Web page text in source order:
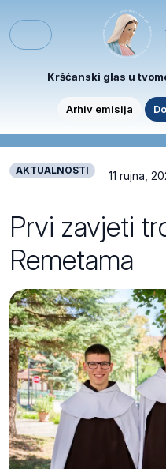
Menu
Kršćanski glas u
Arhiv emisija
AKTUALNOSTI 11 rujna,
Prvi zavjeti
Remetama